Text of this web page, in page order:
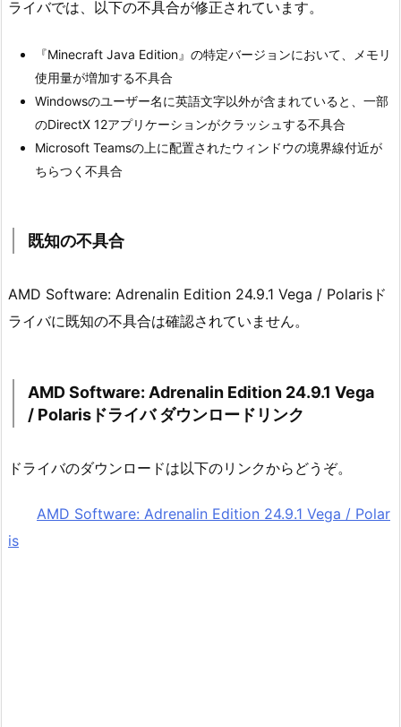
ライバでは、以下の不具合が修正されています。
『Minecraft Java Edition』の特定バージョンにおいて、メモリ
使用量が増加する不具合
Windowsのユーザー名に英語文字以外が含まれていると、一部
のDirectX 12アプリケーションがクラッシュする不具合
Microsoft Teamsの上に配置されたウィンドウの境界線付近が
ちらつく不具合
既知の不具合
AMD Software: Adrenalin Edition 24.9.1 Vega / Polarisド
ライバに既知の不具合は確認されていません。
AMD Software: Adrenalin Edition 24.9.1 Vega
/ Polarisドライバ ダウンロードリンク
ドライバのダウンロードは以下のリンクからどうぞ。
AMD Software: Adrenalin Edition 24.9.1 Vega / Polar
is